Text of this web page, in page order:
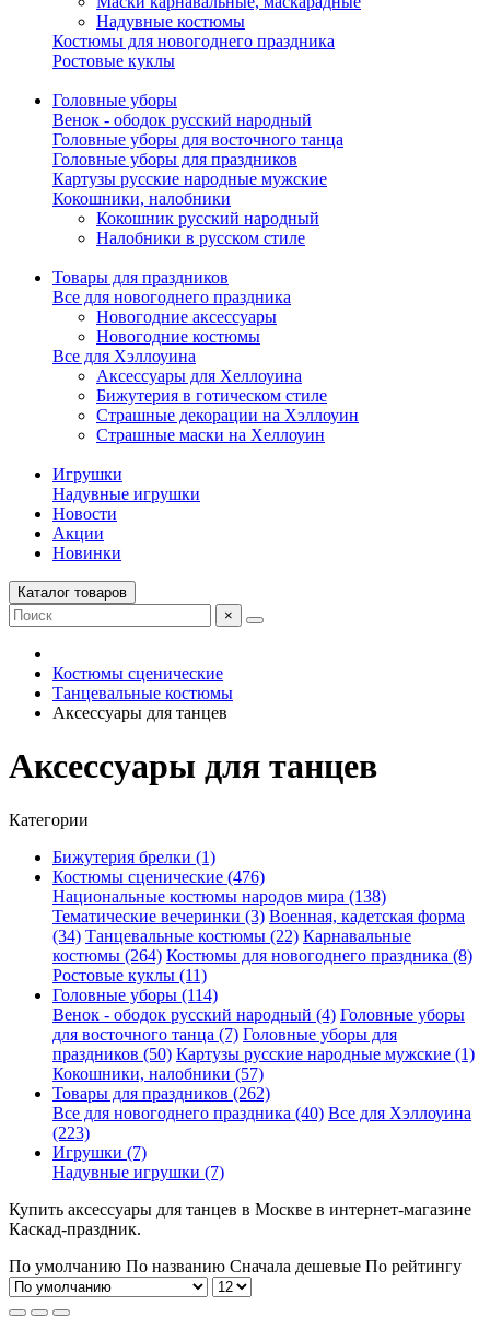
Надувные костюмы
Костюмы для новогоднего праздника
Ростовые куклы
Головные уборы
Венок - ободок русский народный
Головные уборы для восточного танца
Головные уборы для праздников
Картузы русские народные мужские
Кокошники, налобники
Кокошник русский народный
Налобники в русском стиле
Товары для праздников
Все для новогоднего праздника
Новогодние аксессуары
Новогодние костюмы
Все для Хэллоуина
Аксессуары для Хеллоуина
Бижутерия в готическом стиле
Страшные декорации на Хэллоуин
Страшные маски на Хеллоуин
Игрушки
Надувные игрушки
Новости
Акции
Новинки
Каталог товаров
×
Костюмы сценические
Танцевальные костюмы
Аксессуары для танцев
Аксессуары для танцев
Категории
Бижутерия брелки (1)
Костюмы сценические (476)
Национальные костюмы народов мира (138)
Тематические вечеринки (3) Военная, кадетская форма
(34) Танцевальные костюмы (22) Карнавальные
костюмы (264) Костюмы для новогоднего праздника (8)
Ростовые куклы (11)
Головные уборы (114)
Венок - ободок русский народный (4) Головные уборы
для восточного танца (7) Головные уборы для
праздников (50) Картузы русские народные мужские (1)
Кокошники, налобники (57)
Товары для праздников (262)
Все для новогоднего праздника (40) Все для Хэллоуина
(223)
Игрушки (7)
Надувные игрушки (7)
Купить аксессуары для танцев в Москве в интернет-магазине
Каскад-праздник.
По умолчанию По названию Сначала дешевые По рейтингу